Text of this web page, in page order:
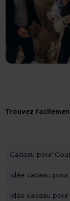
Trouvez
Cadeau pour
Idée cadeau pour
Idée cadeau